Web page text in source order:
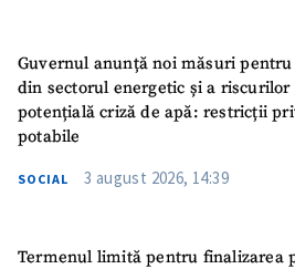
Guvernul anunță noi măsuri
din sectorul energetic și a riscurilor
potențială criză de apă: restricții
potabile
SOCIAL 3 august 2026, 14:39
Termenul limită pentru finalizarea